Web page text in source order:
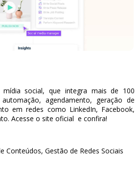
social, que integra mais de 100
agendamento, geração de
em redes como LinkedIn, Facebook,
Acesse o site oficial e confira!
Conteúdos, Gestão de Redes Sociais